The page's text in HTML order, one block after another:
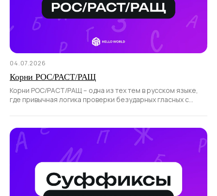
04.07.2026
Корни РОС/РАСТ/РАЩ
Корни РОС/РАСТ/РАЩ – одна из тех тем в русском языке,
где привычная логика проверки безударных гласных с